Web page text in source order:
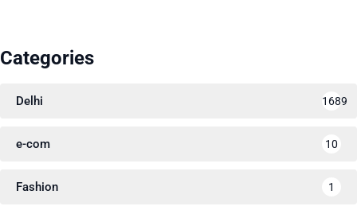
Categories
Delhi 1689
e-com 10
Fashion 1